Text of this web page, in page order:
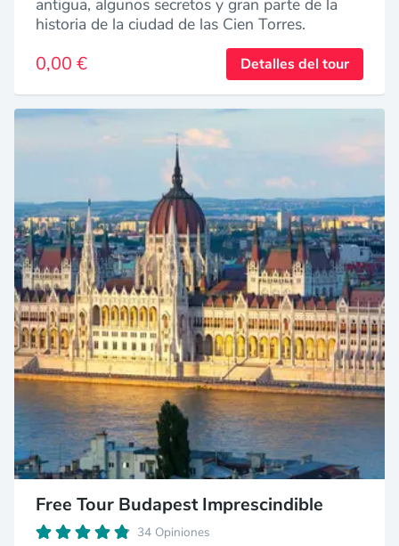
antigua, algunos secretos y gran parte de la
historia de la ciudad de las Cien Torres.
0,00 € Detalles del tour
Free Tour Budapest Imprescindible
34 Opiniones